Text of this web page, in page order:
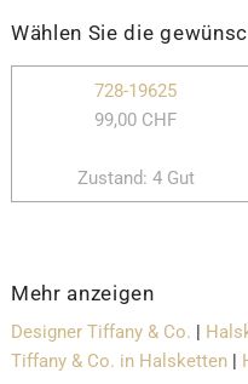
Wählen Sie die
728-19625
99,00 CHF
Zustand: 4 Gut
Mehr anzeigen
Designer Tiffany & Co. |
Tiffany & Co. in Halsketten |